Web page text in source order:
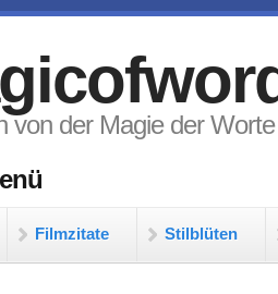
von der Magie der
Filmzitate Stilblüten